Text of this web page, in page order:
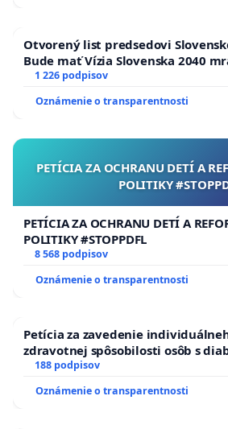
Otvorený list predsedovi
Bude mať Vízia Slovenska 2040
1 226 podpisov
Oznámenie o transparentnosti
PETÍCIA ZA OCHRANU DETÍ A
POLITIKY
PETÍCIA ZA OCHRANU DETÍ A
POLITIKY #STOPPDFL
8 568 podpisov
Oznámenie o transparentnosti
Petícia za zavedenie
zdravotnej spôsobilosti osôb s
pri prijímaní do Policajného zboru
188 podpisov
Oznámenie o transparentnosti